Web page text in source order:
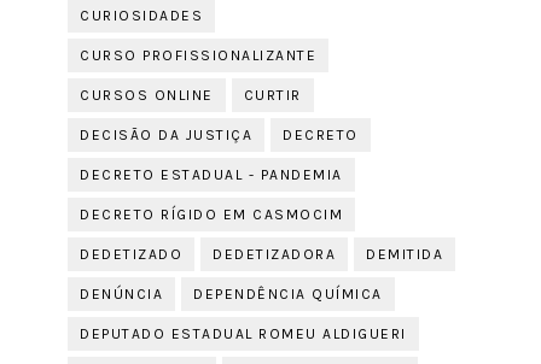
CURIOSIDADES
CURSO PROFISSIONALIZANTE
CURSOS ONLINE CURTIR
DECISÃO DA JUSTIÇA DECRETO
DECRETO ESTADUAL - PANDEMIA
DECRETO RÍGIDO EM CASMOCIM
DEDETIZADO DEDETIZADORA DEMITIDA
DENÚNCIA DEPENDÊNCIA QUÍMICA
DEPUTADO ESTADUAL ROMEU ALDIGUERI